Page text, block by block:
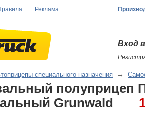
Реклама
Вход
специального назначения →
полуприцеп
Grunwald